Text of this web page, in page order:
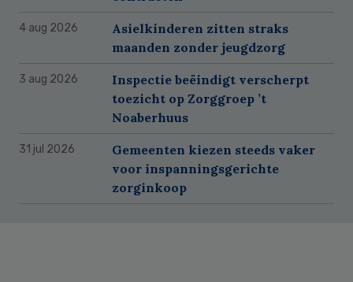
4 aug 2026
Asielkinderen zitten straks
maanden zonder jeugdzorg
3 aug 2026
Inspectie beëindigt verscherpt
toezicht op Zorggroep ’t
Noaberhuus
31 jul 2026
Gemeenten kiezen steeds vaker
voor inspanningsgerichte
zorginkoop